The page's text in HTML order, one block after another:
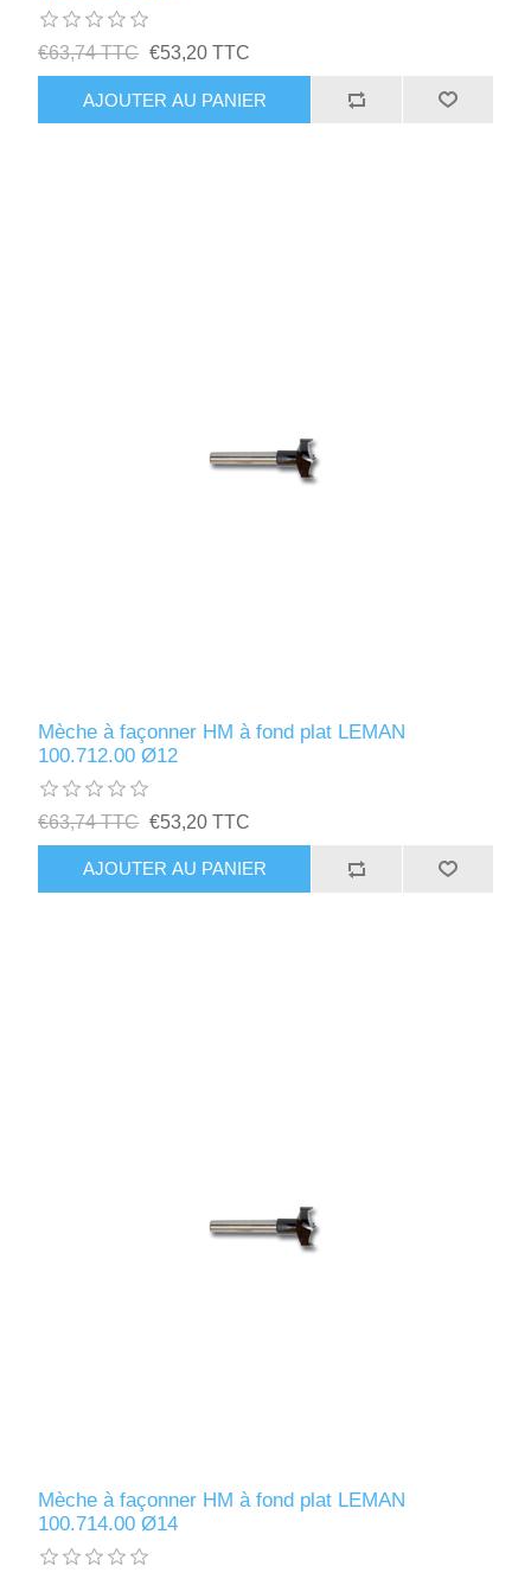
€63,74 TTC €53,20 TTC
Mèche à façonner HM à fond plat LEMAN
100.712.00 Ø12
€63,74 TTC €53,20 TTC
Mèche à façonner HM à fond plat LEMAN
100.714.00 Ø14